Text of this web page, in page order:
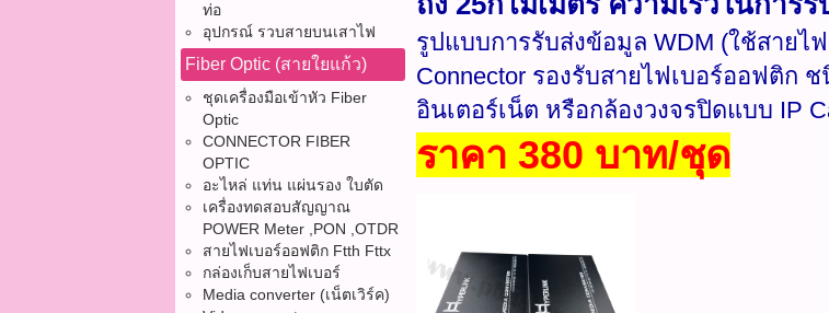
ท่อ
อุปกรณ์ รวบสายบนเสาไฟ
Fiber Optic (สายใยแก้ว)
ชุดเครื่องมือเข้าหัว Fiber
Optic
CONNECTOR FIBER
OPTIC
อะไหล่ แท่น แผ่นรอง ใบตัด
เครื่องทดสอบสัญญาณ
POWER Meter ,PON ,OTDR
สายไฟเบอร์ออฟติก Ftth Fttx
กล่องเก็บสายไฟเบอร์
Media converter (เน็ตเวิร์ค)
รูปแบบการรับส่งข้อมูล WDM (ใช้สายไ
Connector รองรับสายไฟเบอร์ออฟติก
อินเตอร์เน็ต หรือกล้องวงจรปิดแบบ IP
ราคา 380 บาท/ชุด